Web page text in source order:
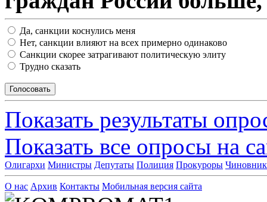
Да, санкции коснулись меня
Нет, санкции влияют на всех примерно одинаково
Санкции скорее затрагивают политическую элиту
Трудно сказать
Показать результаты
Показать все опросы на
Олигархи Министры Депутаты Полиция Прокуроры
О нас Архив Контакты Мобильная версия сайта